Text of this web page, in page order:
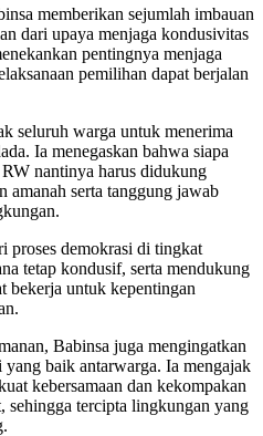
memberikan sejumlah imbauan
dari upaya menjaga kondusivitas
pentingnya menjaga
pemilihan dapat berjalan
seluruh warga untuk menerima
Ia menegaskan bahwa siapa
nantinya harus didukung
amanah serta tanggung jawab
proses demokrasi di tingkat
tetap kondusif, serta mendukung
bekerja untuk kepentingan
Babinsa juga mengingatkan
baik antarwarga. Ia mengajak
kebersamaan dan kekompakan
sehingga tercipta lingkungan yang